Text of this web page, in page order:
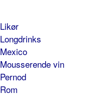
Likør
Longdrinks
Mexico
Mousserende vin
Pernod
Rom